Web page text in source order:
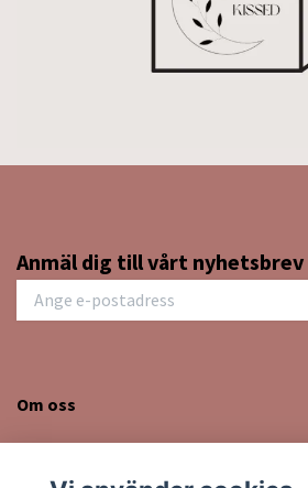
Anmäl dig till vårt nyhetsbrev
Om oss